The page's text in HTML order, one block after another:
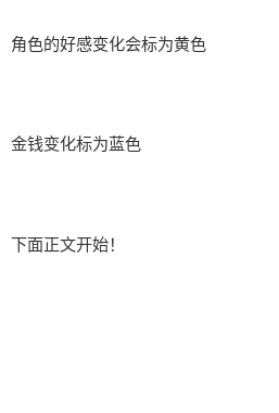
角色的好感变化会标为黄色
金钱变化标为蓝色
下面正文开始！